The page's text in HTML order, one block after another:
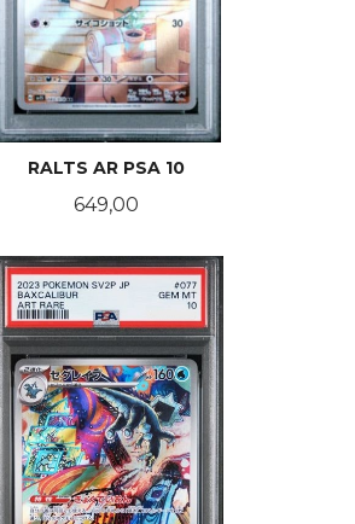
RALTS AR PSA 10
Pris
649,00
KJØP